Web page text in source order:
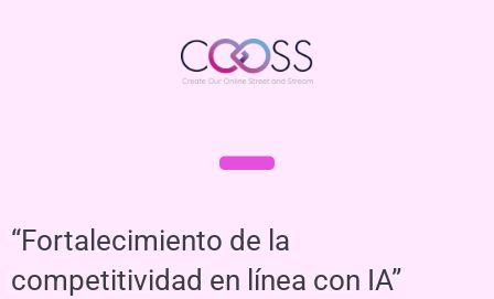
“Fortalecimiento de la
competitividad en línea con IA”